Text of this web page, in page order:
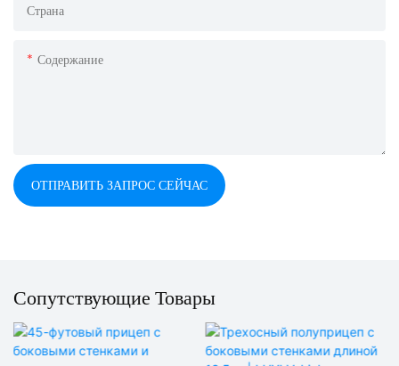
Страна
Содержание
ОТПРАВИТЬ ЗАПРОС СЕЙЧАС
Сопутствующие Товары